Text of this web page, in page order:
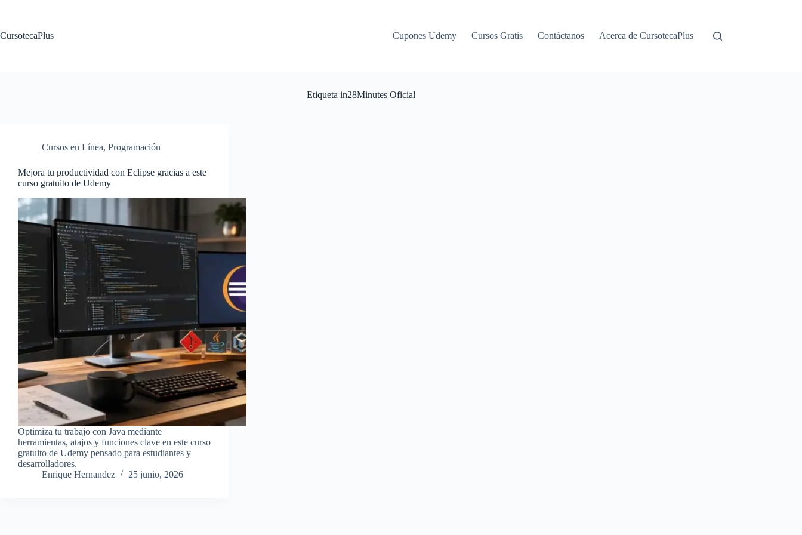
CursotecaPlus
Cupones Udemy Cursos Gratis Contáctanos Acerca de CursotecaPlus
Etiqueta in28Minutes Oficial
Cursos en Línea, Programación
Mejora tu productividad con Eclipse gracias a este
curso gratuito de Udemy
Optimiza tu trabajo con Java mediante
herramientas, atajos y funciones clave en este curso
gratuito de Udemy pensado para estudiantes y
desarrolladores.
Enrique Hernandez
25 junio, 2026